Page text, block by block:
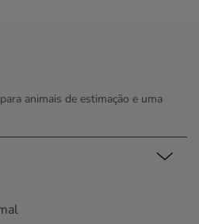
animais de estimação e uma